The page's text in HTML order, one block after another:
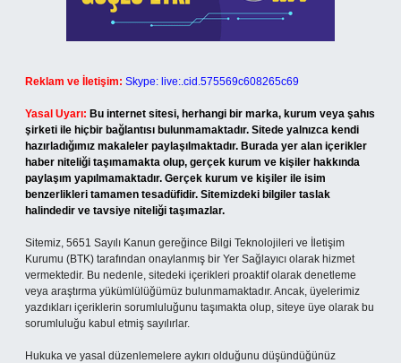
Reklam ve İletişim: Skype: live:.cid.575569c608265c69
Yasal Uyarı: Bu internet sitesi, herhangi bir marka, kurum veya şahıs
şirketi ile hiçbir bağlantısı bulunmamaktadır. Sitede yalnızca kendi
hazırladığımız makaleler paylaşılmaktadır. Burada yer alan içerikler
haber niteliği taşımamakta olup, gerçek kurum ve kişiler hakkında
paylaşım yapılmamaktadır. Gerçek kurum ve kişiler ile isim
benzerlikleri tamamen tesadüfidir. Sitemizdeki bilgiler taslak
halindedir ve tavsiye niteliği taşımazlar.
Sitemiz, 5651 Sayılı Kanun gereğince Bilgi Teknolojileri ve İletişim
Kurumu (BTK) tarafından onaylanmış bir Yer Sağlayıcı olarak hizmet
vermektedir. Bu nedenle, sitedeki içerikleri proaktif olarak denetleme
veya araştırma yükümlülüğümüz bulunmamaktadır. Ancak, üyelerimiz
yazdıkları içeriklerin sorumluluğunu taşımakta olup, siteye üye olarak bu
sorumluluğu kabul etmiş sayılırlar.
Hukuka ve yasal düzenlemelere aykırı olduğunu düşündüğünüz